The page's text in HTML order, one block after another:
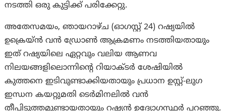
നടത്തി ഒരു കുട്ടിക്ക് പരിക്കേറ്റു.
അതേസമയം, ഞായറാഴ്ച (ഓഗസ്റ്റ് 24) റഷ്യയിൽ
ഉക്രെയ്ൻ വൻ ഡ്രോൺ ആക്രമണം നടത്തിയതായും
ഇത് റഷ്യയിലെ ഏറ്റവും വലിയ ആണവ
നിലയങ്ങളിലൊന്നിന്റെ റിയാക്ടർ ശേഷിയിൽ
കുത്തനെ ഇടിവുണ്ടാക്കിയതായും പ്രധാന ഉസ്റ്റ്-ലുഗ
ഇന്ധന കയറ്റുമതി ടെർമിനലിൽ വൻ
തീപിടുത്തമുണ്ടായതായും റഷ്യൻ ഉദ്യോഗസ്ഥർ പറഞ്ഞു.